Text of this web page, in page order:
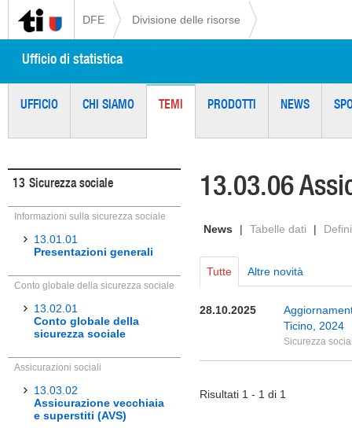
DFE Divisione delle risorse
Ufficio di statistica
UFFICIO CHI SIAMO TEMI PRODOTTI NEWS
13 Sicurezza sociale
Informazioni sulla sicurezza sociale
13.01.01
Presentazioni generali
Conto globale della sicurezza sociale
13.02.01
Conto globale della
sicurezza sociale
Assicurazioni sociali
13.03.02
Assicurazione vecchiaia
e superstiti (AVS)
13.03.06
News | Tabelle dati |
Tutte Altre novità
28.10.2025
Ticino, 2024
Sicurezza
Risultati 1 - 1 di 1